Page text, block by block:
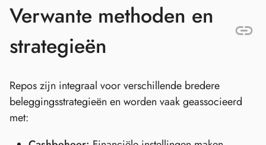
Verwante methoden en
strategieën
Repos zijn integraal voor verschillende bredere
beleggingsstrategieën en worden vaak geassocieerd
met: